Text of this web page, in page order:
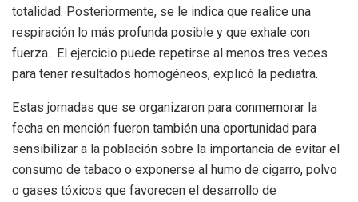
totalidad. Posteriormente, se le indica que realice una
respiración lo más profunda posible y que exhale con
fuerza. El ejercicio puede repetirse al menos tres veces
para tener resultados homogéneos, explicó la pediatra.
Estas jornadas que se organizaron para conmemorar la
fecha en mención fueron también una oportunidad para
sensibilizar a la población sobre la importancia de evitar el
consumo de tabaco o exponerse al humo de cigarro, polvo
o gases tóxicos que favorecen el desarrollo de